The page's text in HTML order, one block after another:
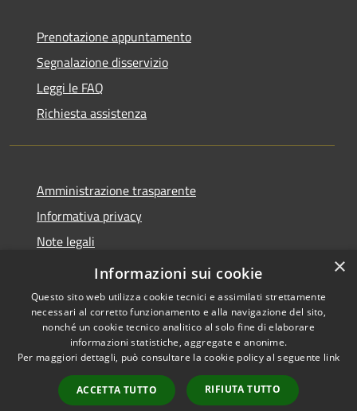
Prenotazione appuntamento
Segnalazione disservizio
Leggi le FAQ
Richiesta assistenza
Amministrazione trasparente
Informativa privacy
Note legali
Dichiarazione di accessibilità
Accessibilità
Copyright © 2026 • Comune di
Stezzano • Powered by
Municipium•
Accesso
redazione
×
Informazioni sui cookie
Questo sito web utilizza cookie tecnici e assimilati strettamente
necessari al corretto funzionamento e alla navigazione del sito,
nonché un cookie tecnico analitico al solo fine di elaborare
informazioni statistiche, aggregate e anonime.
Per maggiori dettagli, può consultare la cookie policy al seguente link
ACCETTA TUTTO RIFIUTA TUTTO